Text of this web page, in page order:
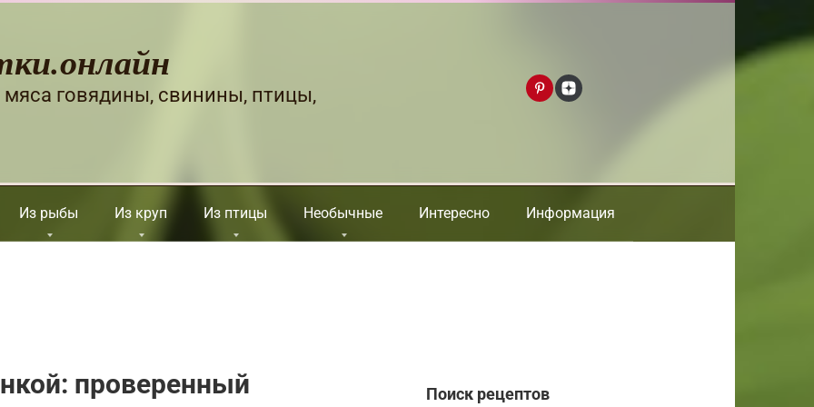
мяса говядины, свинины, птицы,
Из рыбы Из круп Из птицы Необычные Интересно Информация
проверенный
Поиск рецептов